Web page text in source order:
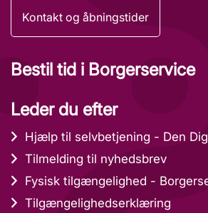
Kontakt og åbningstider
Bestil tid i Borgerservice
Leder du efter
Hjælp til selvbetjening - Den
Tilmelding til nyhedsbrev
Fysisk tilgængelighed -
Tilgængelighedserklæring